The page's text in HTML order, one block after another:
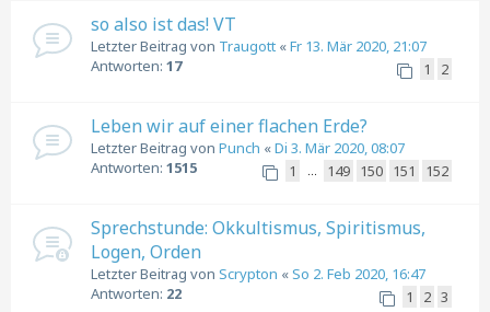
so also ist das! VT
Letzter Beitrag von Traugott «Fr 13. Mär 2020, 21:07
Antworten: 17 1 2
Leben wir auf einer flachen Erde?
Letzter Beitrag von Punch «Di 3. Mär 2020, 08:07
Antworten: 1515 1 … 149 150 151 152
Sprechstunde: Okkultismus, Spiritismus,
Logen, Orden
Letzter Beitrag von Scrypton «So 2. Feb 2020, 16:47
Antworten: 22 1 2 3